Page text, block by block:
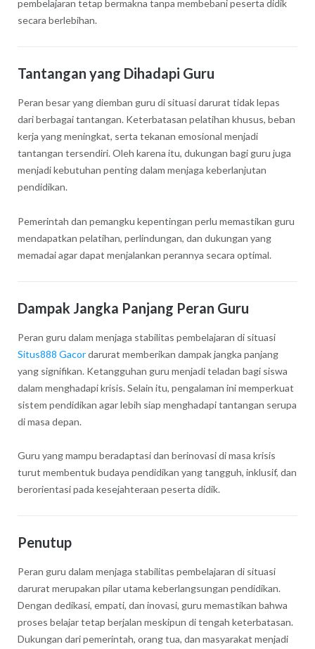
pembelajaran tetap bermakna tanpa membebani peserta didik
secara berlebihan.
Tantangan yang Dihadapi Guru
Peran besar yang diemban guru di situasi darurat tidak lepas
dari berbagai tantangan. Keterbatasan pelatihan khusus, beban
kerja yang meningkat, serta tekanan emosional menjadi
tantangan tersendiri. Oleh karena itu, dukungan bagi guru juga
menjadi kebutuhan penting dalam menjaga keberlanjutan
pendidikan.
Pemerintah dan pemangku kepentingan perlu memastikan guru
mendapatkan pelatihan, perlindungan, dan dukungan yang
memadai agar dapat menjalankan perannya secara optimal.
Dampak Jangka Panjang Peran Guru
Peran guru dalam menjaga stabilitas pembelajaran di situasi
Situs888 Gacordarurat memberikan dampak jangka panjang
yang signifikan. Ketangguhan guru menjadi teladan bagi siswa
dalam menghadapi krisis. Selain itu, pengalaman ini memperkuat
sistem pendidikan agar lebih siap menghadapi tantangan serupa
di masa depan.
Guru yang mampu beradaptasi dan berinovasi di masa krisis
turut membentuk budaya pendidikan yang tangguh, inklusif, dan
berorientasi pada kesejahteraan peserta didik.
Penutup
Peran guru dalam menjaga stabilitas pembelajaran di situasi
darurat merupakan pilar utama keberlangsungan pendidikan.
Dengan dedikasi, empati, dan inovasi, guru memastikan bahwa
proses belajar tetap berjalan meskipun di tengah keterbatasan.
Dukungan dari pemerintah, orang tua, dan masyarakat menjadi